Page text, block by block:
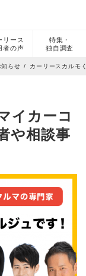
リース
者の声
特集・
独自調査
らせ カーリースカルモ
イカーコ
や相談事